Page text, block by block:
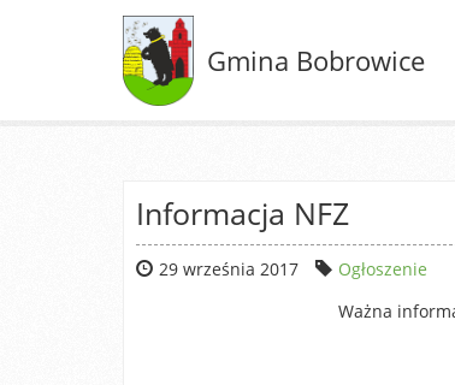
Gmina Bobrowice
Informacja NFZ
29 września 2017
Ogłoszenie
Ważna